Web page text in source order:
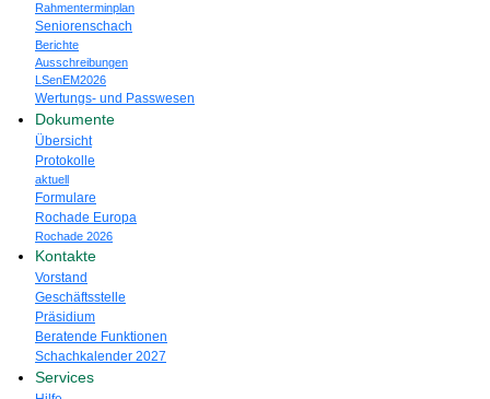
Rahmenterminplan
Seniorenschach
Berichte
Ausschreibungen
LSenEM2026
Wertungs- und Passwesen
Dokumente
Übersicht
Protokolle
aktuell
Formulare
Rochade Europa
Rochade 2026
Kontakte
Vorstand
Geschäftsstelle
Präsidium
Beratende Funktionen
Schachkalender 2027
Services